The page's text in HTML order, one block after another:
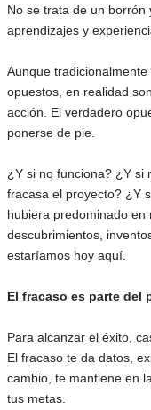
No se trata de un
aprendizajes y
Aunque
opuestos, en realidad
acción. El verdadero
ponerse de pie.
¿Y si no funciona? ¿Y si
fracasa el proyecto? ¿Y
hubiera predominado
descubrimientos,
estaríamos hoy aquí.
El fracaso es parte del
Para alcanzar el éxito,
El fracaso te da datos,
cambio, te mantiene en
tus metas.